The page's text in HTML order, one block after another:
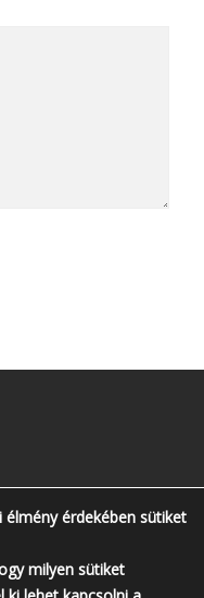
érdekében sütiket
milyen sütiket